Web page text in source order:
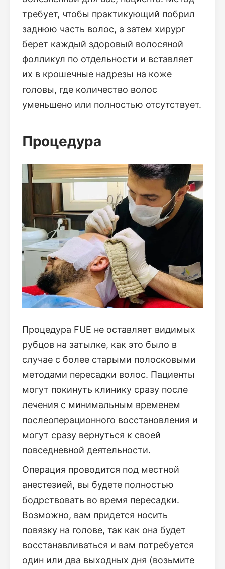
требует, чтобы практикующий побрил
заднюю часть волос, а затем хирург
берет каждый здоровый волосяной
фолликул по отдельности и вставляет
их в крошечные надрезы на коже
головы, где количество волос
уменьшено или полностью отсутствует.
Процедура
Процедура FUE не оставляет видимых
рубцов на затылке, как это было в
случае с более старыми полосковыми
методами пересадки волос. Пациенты
могут покинуть клинику сразу после
лечения с минимальным временем
послеоперационного восстановления и
могут сразу вернуться к своей
повседневной деятельности.
Операция проводится под местной
анестезией, вы будете полностью
бодрствовать во время пересадки.
Возможно, вам придется носить
повязку на голове, так как она будет
восстанавливаться и вам потребуется
один или два выходных дня (возьмите